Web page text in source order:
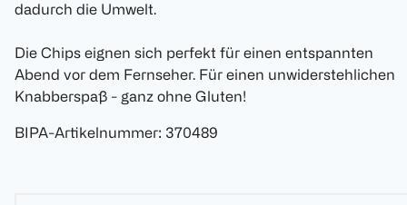
dadurch die Umwelt.
Die Chips eignen sich perfekt für einen entspannten
Abend vor dem Fernseher. Für einen unwiderstehlichen
Knabberspaß - ganz ohne Gluten!
BIPA-Artikelnummer: 370489